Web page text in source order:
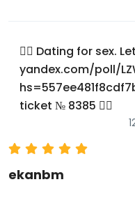
🧎‍♀️ Dating for sex.
yandex.com/poll/
ticket № 8385 🧎‍♀️
ekanbm